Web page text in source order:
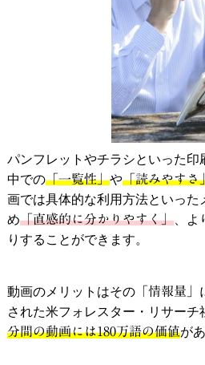
パンフレットやチラシといった印
中での「一覧性」や「読みやすさ
画では具体的な利用方法といった
め「直感的に分かりやすく」、よ
りすることができます。
動画のメリットはその「情報量」
された米フォレスター・リサーチ
分間の動画には180万語の価値が